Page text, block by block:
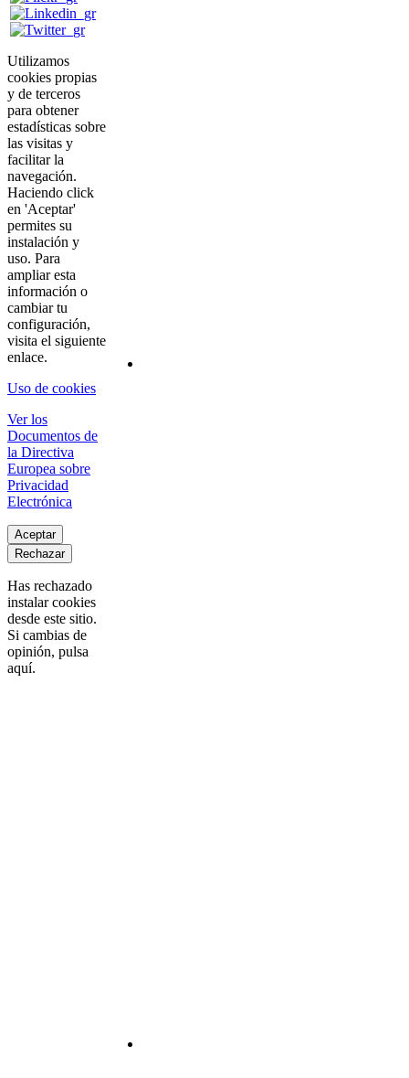
Utilizamos
cookies propias
y de terceros
para obtener
estadísticas sobre
las visitas y
facilitar la
navegación.
Haciendo click
en 'Aceptar'
permites su
instalación y
uso. Para
ampliar esta
información o
cambiar tu
configuración,
visita el siguiente
enlace.
Uso de cookies
Ver los
Documentos de
la Directiva
Europea sobre
Privacidad
Electrónica
Aceptar
Rechazar
Has rechazado
instalar cookies
desde este sitio.
Si cambias de
opinión, pulsa
aquí.